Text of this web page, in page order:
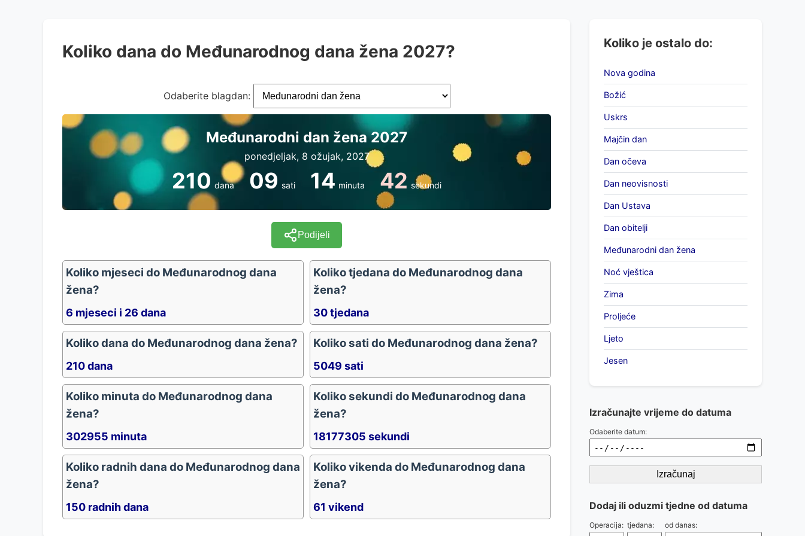
Koliko dana do Međunarodnog dana žena 2027?
Odaberite blagdan:
Međunarodni dan žena 2027
ponedjeljak, 8 ožujak, 2027
210 dana 09 sati 14 minuta 41 sekundi
Podijeli
Koliko mjeseci do Međunarodnog dana
žena?
6 mjeseci i 26 dana
Koliko tjedana do Međunarodnog dana
žena?
30 tjedana
Koliko dana do Međunarodnog dana žena?
210 dana
Koliko sati do Međunarodnog dana žena?
5049 sati
Koliko minuta do Međunarodnog dana
žena?
302955 minuta
Koliko sekundi do Međunarodnog dana
žena?
18177305 sekundi
Koliko radnih dana do Međunarodnog dana
žena?
150 radnih dana
Koliko vikenda do Međunarodnog dana
žena?
61 vikend
Koliko je ostalo do:
Nova godina
Božić
Uskrs
Majčin dan
Dan očeva
Dan neovisnosti
Dan Ustava
Dan obitelji
Međunarodni dan žena
Noć vještica
Zima
Proljeće
Ljeto
Jesen
Izračunajte vrijeme do datuma
Odaberite datum:
Izračunaj
Dodaj ili oduzmi tjedne od datuma
Operacija: tjedana: od danas: